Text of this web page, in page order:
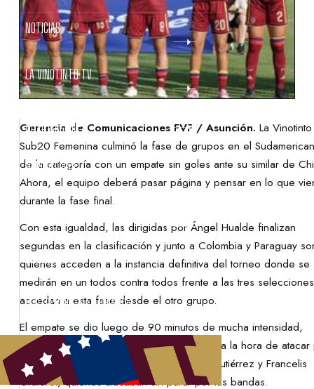
NOTICIAS
LA VINOTINTO TV
NOTIFICACIONES
NORMATIVAS
DENUNCIAS
PROTECCIÓN DE LA INFANCIA
Gerencia de Comunicaciones FVF / Asunción. La Vinotinto
Sub20 Femenina culminó la fase de grupos en el
de la categoría con un empate sin goles ante su similar de
Ahora, el equipo deberá pasar página y pensar en lo que
durante la fase final.
Con esta igualdad, las dirigidas por Ángel Hualde finalizan
segundas en la clasificación y junto a Colombia y Paraguay
quienes acceden a la instancia definitiva del torneo donde se
medirán en un todos contra todos frente a las tres
accedan a esta fase desde el otro grupo.
El empate se dio luego de 90 minutos de mucha intensidad,
donde la Vinotinto fue quien propuso más a la hora de atacar
intermedio de jugadoras como Marielbis Gutiérrez y Francelis
Graterol, quienes atacaban sin parar por las bandas.